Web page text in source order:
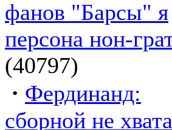
фанов "Барсы" я
персона нон-
(40797)
· Фердинанд:
сборной не